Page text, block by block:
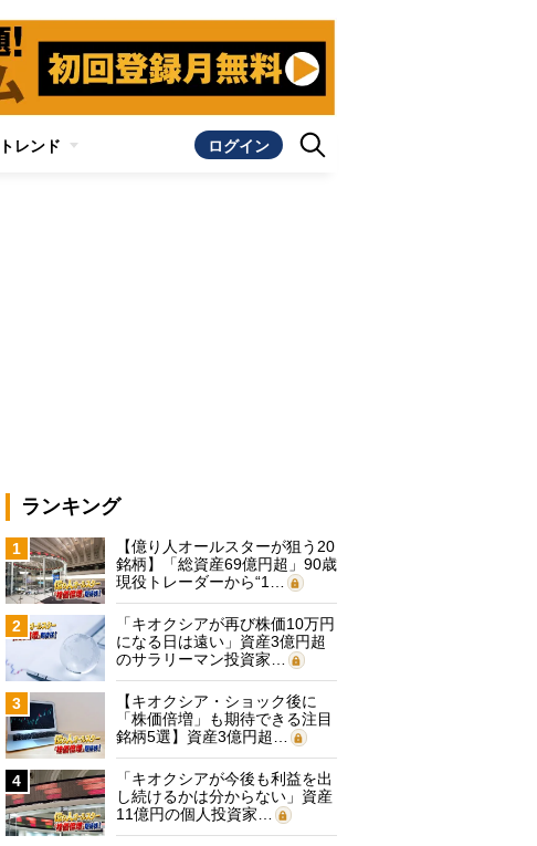
トレンド ログイン
ランキング
1
【億り人オールスターが狙う20
銘柄】「総資産69億円超」90歳
現役トレーダーから“1…
2
「キオクシアが再び株価10万円
になる日は遠い」資産3億円超
のサラリーマン投資家…
3
【キオクシア・ショック後に
「株価倍増」も期待できる注目
銘柄5選】資産3億円超…
4
「キオクシアが今後も利益を出
し続けるかは分からない」資産
11億円の個人投資家…